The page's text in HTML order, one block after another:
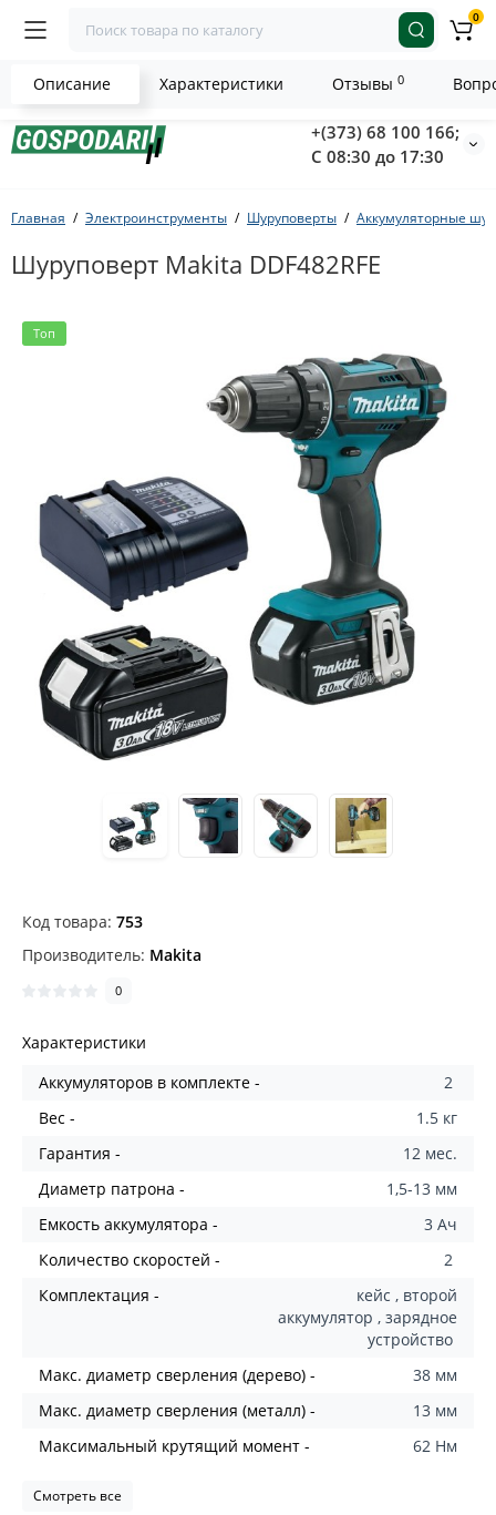
+(373) 68 100 166;
С 08:30 до 17:30
0
Главная Электроинструменты Шуруповерты Аккумуляторные
Шуруповерт Makita DDF482RFE
Топ
Код товара: 753
Производитель: Makita
0
Характеристики
Aккумуляторов в комплекте -
2
Вес -
1.5 кг
Гарантия -
12 мес.
Диаметр патрона -
1,5-13 мм
Емкость аккумулятора -
3 Ач
Количество скоростей -
2
Комплектация -
кейс , второй
аккумулятор , зарядное
устройство
Макс. диаметр сверления (дерево) -
38 мм
Макс. диаметр сверления (металл) -
13 мм
Максимальный крутящий момент -
62 Нм
Смотреть все
Описание Характеристики Отзывы 0